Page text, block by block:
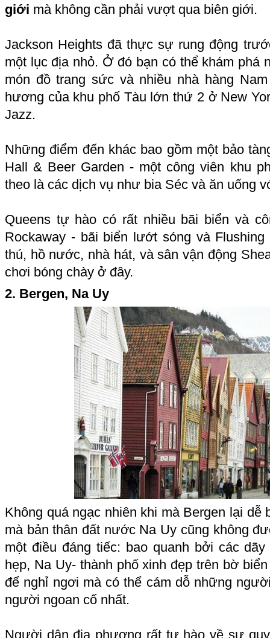
giới mà không cần phải vượt qua biên giới.
Jackson Heights đã thực sự rung động
một lục địa nhỏ. Ở đó bạn có thể khám phá
món đồ trang sức và nhiều nhà hàng
hương của khu phố Tàu lớn thứ 2 ở New
Jazz.
Những điểm đến khác bao gồm một bảo
Hall & Beer Garden - một công viên khu
theo là các dịch vụ như bia Séc và ăn uống
Queens tự hào có rất nhiều bãi biển và
Rockaway - bãi biển lướt sóng và
thú, hồ nước, nhà hát, và sân vận động
chơi bóng chày ở đây.
2. Bergen, Na Uy
Không quá ngạc nhiên khi mà Bergen lại dễ
mà bản thân đất nước Na Uy cũng không
một điều đáng tiếc: bao quanh bởi các
hẹp, Na Uy- thành phố xinh đẹp trên bờ
để nghỉ ngơi mà có thể cám dỗ những
người ngoan cố nhất.
Người dân địa phương rất tự hào về sự